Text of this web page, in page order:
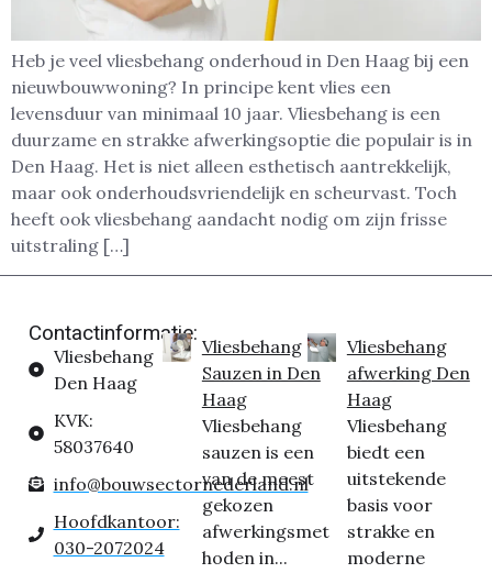
Heb je veel vliesbehang onderhoud in Den Haag bij een
nieuwbouwwoning? In principe kent vlies een
levensduur van minimaal 10 jaar. Vliesbehang is een
duurzame en strakke afwerkingsoptie die populair is in
Den Haag. Het is niet alleen esthetisch aantrekkelijk,
maar ook onderhoudsvriendelijk en scheurvast. Toch
heeft ook vliesbehang aandacht nodig om zijn frisse
uitstraling […]
Contactinformatie:
Vliesbehang
Den Haag
KVK:
58037640
info@bouwsectornederland.nl
Hoofdkantoor:
030-2072024
Vliesbehang
Sauzen in Den
Haag
Vliesbehang
sauzen is een
van de meest
gekozen
afwerkingsmet
hoden in...
Vliesbehang
afwerking Den
Haag
Vliesbehang
biedt een
uitstekende
basis voor
strakke en
moderne